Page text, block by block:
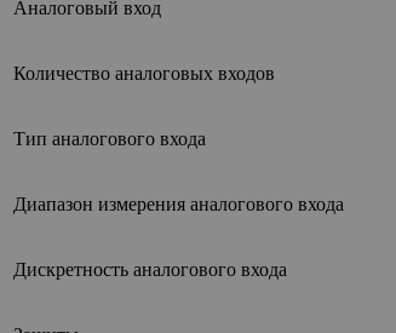
Аналоговый вход
Количество аналоговых входов
Тип аналогового входа
Диапазон измерения аналогового входа
Дискретность аналогового входа